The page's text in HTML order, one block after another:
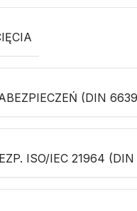
(DIN
ISO/IEC 21964